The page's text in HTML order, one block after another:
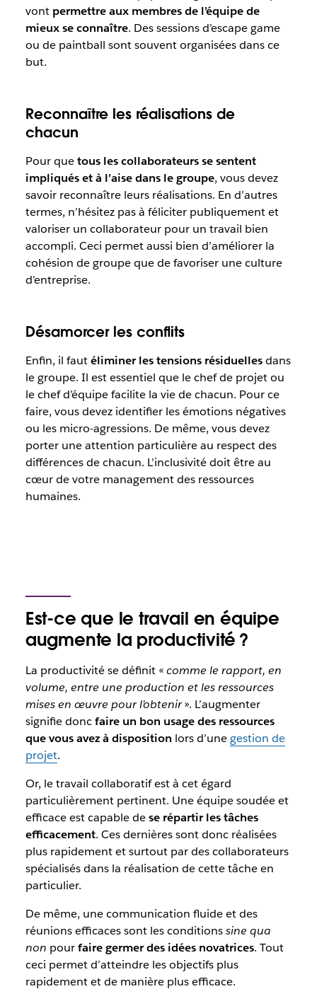
vont permettre aux membres de l’équipe de
mieux se connaître. Des sessions d’escape game
ou de paintball sont souvent organisées dans ce
but.
Reconnaître les réalisations de
chacun
Pour quetous les collaborateurs se sentent
impliqués et à l’aise dans le groupe, vous devez
savoir reconnaître leurs réalisations. En d’autres
termes, n’hésitez pas à féliciter publiquement et
valoriser un collaborateur pour un travail bien
accompli. Ceci permet aussi bien d’améliorer la
cohésion de groupe que de favoriser une culture
d’entreprise.
Désamorcer les conflits
Enfin, il fautéliminer les tensions résiduellesdans
le groupe. Il est essentiel que le chef de projet ou
le chef d’équipe facilite la vie de chacun. Pour ce
faire, vous devez identifier les émotions négatives
ou les micro-agressions. De même, vous devez
porter une attention particulière au respect des
différences de chacun. L’inclusivité doit être au
cœur de votre management des ressources
humaines.
Est-ce que le travail en équipe
augmente la productivité ?
La productivité se définit «comme le rapport, en
volume, entre une production et les ressources
mises en œuvre pour l’obtenir». L’augmenter
signifie doncfaire un bon usage des ressources
que vous avez à disposition lors d’unegestion de
projet.
Or, le travail collaboratif est à cet égard
particulièrement pertinent. Une équipe soudée et
efficace est capable dese répartir les tâches
efficacement. Ces dernières sont donc réalisées
plus rapidement et surtout par des collaborateurs
spécialisés dans la réalisation de cette tâche en
particulier.
De même, une communication fluide et des
réunions efficaces sont les conditionssine qua
non pourfaire germer des idées novatrices. Tout
ceci permet d’atteindre les objectifs plus
rapidement et de manière plus efficace.